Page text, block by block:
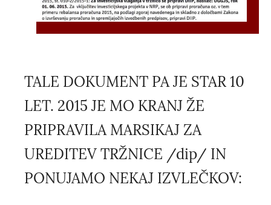
TALE DOKUMENT PA JE STAR 10
LET. 2015 JE MO KRANJ ŽE
PRIPRAVILA MARSIKAJ ZA
UREDITEV TRŽNICE /dip/ IN
PONUJAMO NEKAJ IZVLEČKOV: